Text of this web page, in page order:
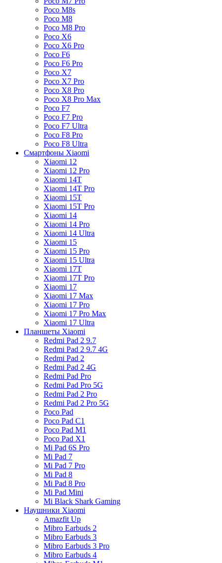
Poco M8s
Poco M8
Poco M8 Pro
Poco X6
Poco X6 Pro
Poco F6
Poco F6 Pro
Poco X7
Poco X7 Pro
Poco X8 Pro
Poco X8 Pro Max
Poco F7
Poco F7 Pro
Poco F7 Ultra
Poco F8 Pro
Poco F8 Ultra
Смартфоны Xiaomi
Xiaomi 12
Xiaomi 12 Pro
Xiaomi 14T
Xiaomi 14T Pro
Xiaomi 15T
Xiaomi 15T Pro
Xiaomi 14
Xiaomi 14 Pro
Xiaomi 14 Ultra
Xiaomi 15
Xiaomi 15 Pro
Xiaomi 15 Ultra
Xiaomi 17T
Xiaomi 17T Pro
Xiaomi 17
Xiaomi 17 Max
Xiaomi 17 Pro
Xiaomi 17 Pro Max
Xiaomi 17 Ultra
Планшеты Xiaomi
Redmi Pad 2 9.7
Redmi Pad 2 9.7 4G
Redmi Pad 2
Redmi Pad 2 4G
Redmi Pad Pro
Redmi Pad Pro 5G
Redmi Pad 2 Pro
Redmi Pad 2 Pro 5G
Poco Pad
Poco Pad C1
Poco Pad M1
Poco Pad X1
Mi Pad 6S Pro
Mi Pad 7
Mi Pad 7 Pro
Mi Pad 8
Mi Pad 8 Pro
Mi Pad Mini
Mi Black Shark Gaming
Наушники Xiaomi
Amazfit Up
Mibro Earbuds 2
Mibro Earbuds 3
Mibro Earbuds 3 Pro
Mibro Earbuds 4